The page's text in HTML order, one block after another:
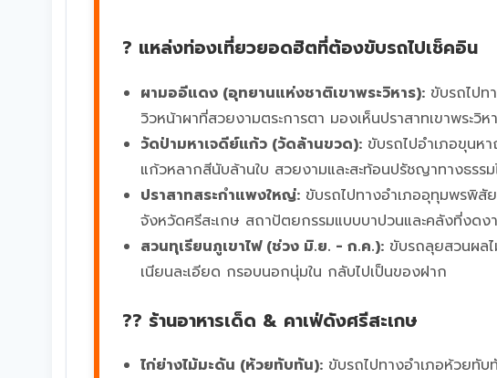
? แหล่งท่องเที่ยวยอดฮิตที่ต้องขับรถไปเช็คอิน
ผามออีแดง (อุทยานแห่งชาติเขาพระวิหาร): ขับรถไปท
วิวหน้าผาที่สวยงามตระการตา มองเห็นปราสาทเขาพระ
วัดป่ามหาเจดีย์แก้ว (วัดล้านขวด): ขับรถไปอำเภอขุนห
แก้วหลากสีนับล้านใบ สวยงามและสะท้อนปรัชญาทางธรร
ปราสาทสระกำแพงใหญ่: ขับรถไปทางอำเภออุทุมพรพิ
จังหวัดศรีสะเกษ สถาปัตยกรรมแบบบาปวนและคลังที่งดง
สวนทุเรียนภูเขาไฟ (ช่วง มิ.ย. - ก.ค.): ขับรถลุยสวนผล
เนียนละเอียด กรอบนอกนุ่มใน กลับไปเป็นของฝาก
?? ร้านอาหารเด็ด & คาเฟ่ดังศรีสะเกษ
ไก่ย่างไม้มะดัน (ห้วยทับทัน): ขับรถไปทางอำเภอห้วยทับ